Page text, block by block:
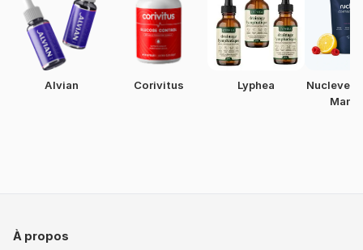
Alvian Corivitus Lyphea
Nuclever
À propos